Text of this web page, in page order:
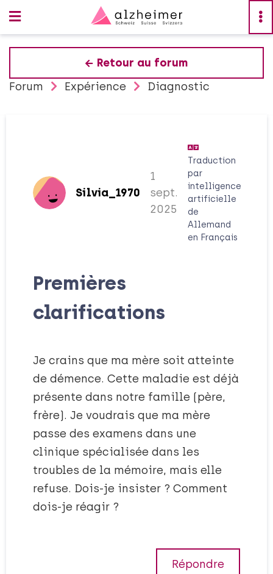
Retour au forum
Forum
Expérience Diagnostic
Silvia_1970
1
sept.
2025
Traduction
par
intelligence
artificielle
de
Allemand
en Français
Premières
clarifications
Je crains que ma mère soit atteinte
de démence. Cette maladie est déjà
présente dans notre famille (père,
frère). Je voudrais que ma mère
passe des examens dans une
clinique spécialisée dans les
troubles de la mémoire, mais elle
refuse. Dois-je insister ? Comment
dois-je réagir ?
Répondre